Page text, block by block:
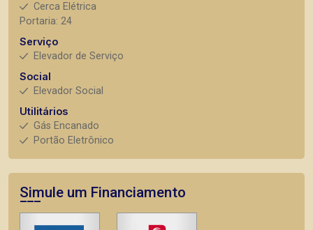
Cerca Elétrica
Portaria: 24
Serviço
Elevador de Serviço
Social
Elevador Social
Utilitários
Gás Encanado
Portão Eletrônico
Simule um Financiamento